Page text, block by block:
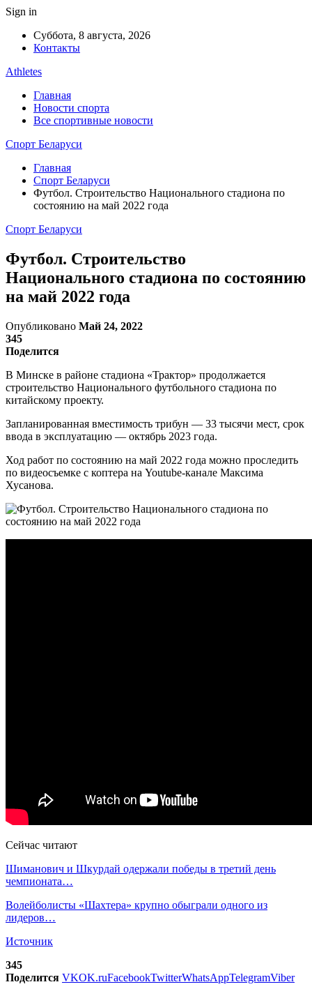
Sign in
Суббота, 8 августа, 2026
Контакты
Athletes
Главная
Новости спорта
Все спортивные новости
Спорт Беларуси
Главная
Спорт Беларуси
Футбол. Строительство Национального стадиона по
состоянию на май 2022 года
Спорт Беларуси
Футбол. Строительство
Национального стадиона по состоянию
на май 2022 года
Опубликовано Май 24, 2022
345
Поделится
В Минске в районе стадиона «Трактор» продолжается
строительство Национального футбольного стадиона по
китайскому проекту.
Запланированная вместимость трибун — 33 тысячи мест, срок
ввода в эксплуатацию — октябрь 2023 года.
Ход работ по состоянию на май 2022 года можно проследить
по видеосъемке с коптера на Youtube-канале Максима
Хусанова.
Сейчас читают
Шиманович и Шкурдай одержали победы в третий день
чемпионата…
Волейболисты «Шахтера» крупно обыграли одного из
лидеров…
Источник
345
Поделится VKOK.ruFacebookTwitterWhatsAppTelegramViber